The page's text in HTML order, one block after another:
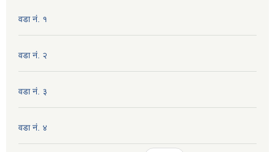
वडा नं. १
वडा नं. २
वडा नं. ३
वडा नं. ४